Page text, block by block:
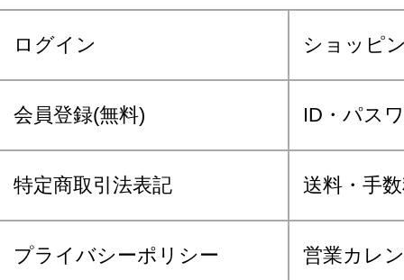
ログイン ショッピ
会員登録(無料) ID・パス
特定商取引法表記 送料・手
プライバシーポリシー 営業カレ